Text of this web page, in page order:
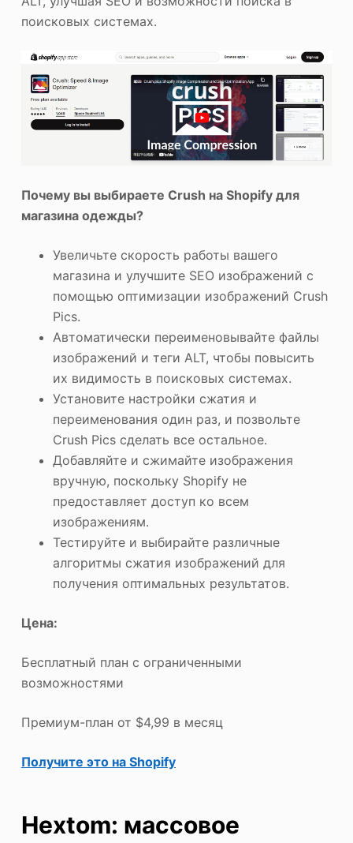
поисковых системах.
Почему вы выбираете Crush на Shopify для
магазина одежды?
Увеличьте скорость работы вашего
магазина и улучшите SEO изображений с
помощью оптимизации изображений Crush
Pics.
Автоматически переименовывайте файлы
изображений и теги ALT, чтобы повысить
их видимость в поисковых системах.
Установите настройки сжатия и
переименования один раз, и позвольте
Crush Pics сделать все остальное.
Добавляйте и сжимайте изображения
вручную, поскольку Shopify не
предоставляет доступ ко всем
изображениям.
Тестируйте и выбирайте различные
алгоритмы сжатия изображений для
получения оптимальных результатов.
Цена:
Бесплатный план с ограниченными
возможностями
Премиум-план от $4,99 в месяц
Получите это на Shopify
Hextom: массовое